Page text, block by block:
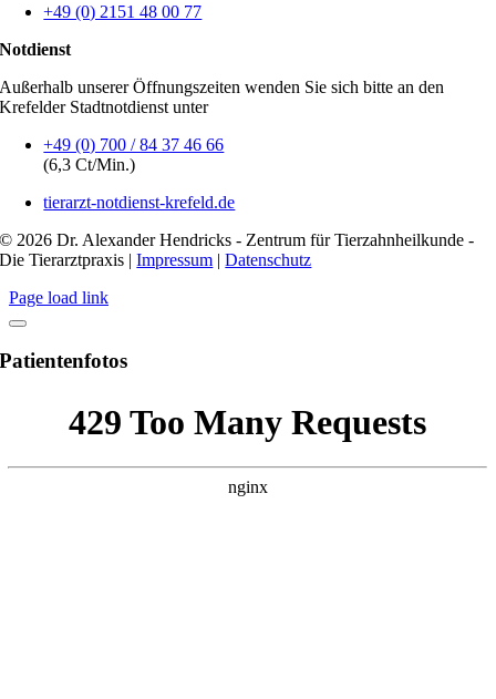
+49 (0) 2151 48 00 77
Notdienst
Außerhalb unserer Öffnungszeiten wenden Sie sich bitte an den
Krefelder Stadtnotdienst unter
+49 (0) 700 / 84 37 46 66
(6,3 Ct/Min.)
tierarzt-notdienst-krefeld.de
© 2026 Dr. Alexander Hendricks - Zentrum für Tierzahnheilkunde -
Die Tierarztpraxis |Impressum |Datenschutz
Page load link
Patientenfotos